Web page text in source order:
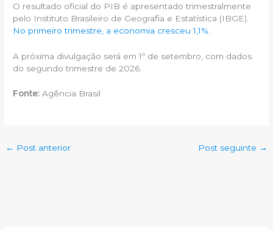
O resultado oficial do PIB é apresentado trimestralmente
pelo Instituto Brasileiro de Geografia e Estatística (IBGE).
No primeiro trimestre, a economia cresceu 1,1%
A próxima divulgação será em 1º de setembro, com dados
do segundo trimestre de 2026.
Fonte: Agência Brasil
← Post anterior Post seguinte →